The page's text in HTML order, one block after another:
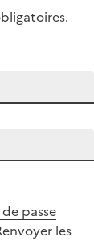
passe
les